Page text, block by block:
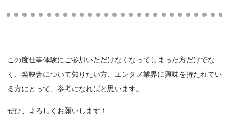
この度仕事体験にご参加いただけなくなってしまった方だけでな
く、楽映舎について知りたい方、エンタメ業界に興味を持たれてい
る方にとって、参考になればと思います。
ぜひ、よろしくお願いします！